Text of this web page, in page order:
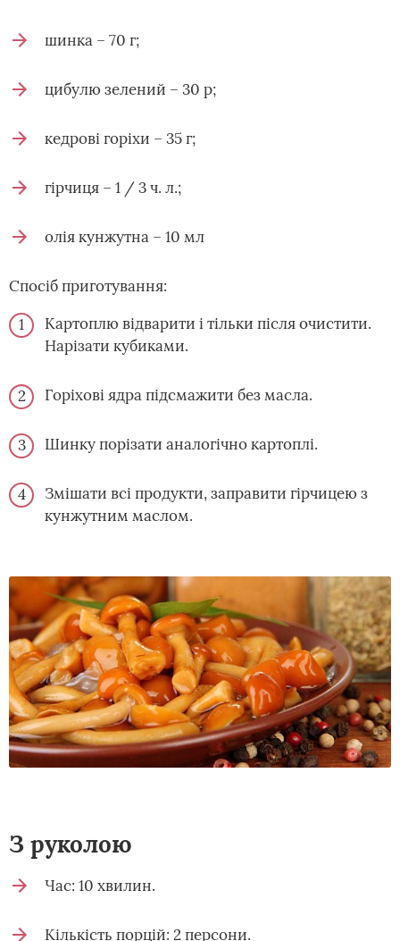
шинка – 70 г;
цибулю зелений – 30 р;
кедрові горіхи – 35 г;
гірчиця – 1 / 3 ч. л.;
олія кунжутна – 10 мл
Спосіб приготування:
Картоплю відварити і тільки після очистити.
Нарізати кубиками.
Горіхові ядра підсмажити без масла.
Шинку порізати аналогічно картоплі.
Змішати всі продукти, заправити гірчицею з
кунжутним маслом.
З руколою
Час: 10 хвилин.
Кількість порцій: 2 персони.